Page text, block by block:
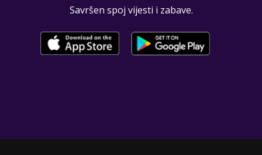
Savršen spoj vijesti i zabave.